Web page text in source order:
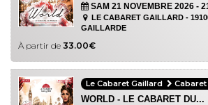
SAM 21 NOVEMBRE 2026 -
LE CABARET GAILLARD -
GAILLARDE
À partir de 33.00€
Le Cabaret Gaillard
WORLD - LE CABARET DU...